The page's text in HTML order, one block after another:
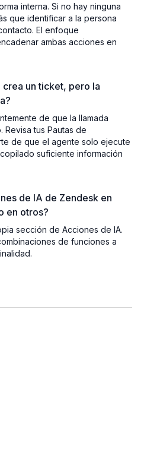
interna. Si no hay ninguna
que identificar a la persona
El enfoque
ambas acciones en
un ticket, pero la
de que la llamada
Revisa tus Pautas de
de que el agente solo ejecute
suficiente información
de IA de Zendesk en
en otros?
sección de Acciones de IA.
de funciones a